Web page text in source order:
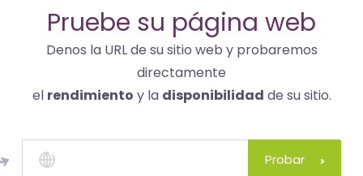
del
sitio
web
los
servicios
Pruebe su página web
Denos la URL de su sitio web y probaremos
directamente
el rendimiento y la disponibilidad de su sitio.
Probar